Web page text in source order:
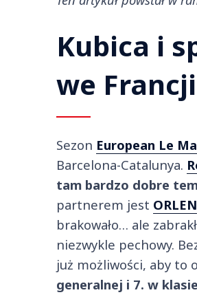
Kubica i
we Francji
Sezon European Le
Barcelona-Catalunya.
tam bardzo dobre
partnerem jest ORLEN
brakowało… ale
niezwykle pechowy.
już możliwości, aby to
generalnej i 7. w